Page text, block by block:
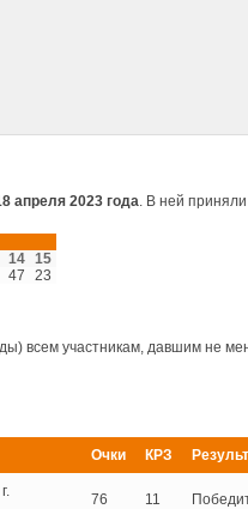
апреля 2023 года. В ней
14 15
47
23
всем участникам, давшим не
Очки КРЗ
76 11